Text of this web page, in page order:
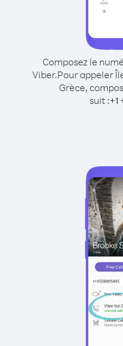
Composez le
Viber.Pour appeler
Grèce,
suit :+1